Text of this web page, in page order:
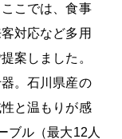
こでは、食事
対応など多用
案しました。
。石川県産の
と温もりが感
ブル（最大12人